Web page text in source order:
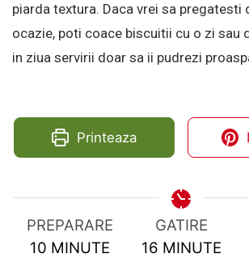
piarda textura. Daca vrei sa pregatesti
ocazie, poti coace biscuitii cu o zi sau
in ziua servirii doar sa ii pudrezi
Printeaza
PREPARARE
10MINUTES
MINUTE
GATIRE
16MINUTES
MINUTE